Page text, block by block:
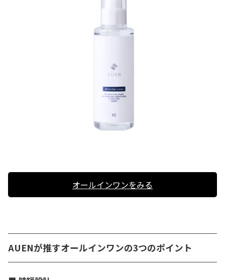
オールインワンをみる
AUENが推すオールインワンの3つのポイント